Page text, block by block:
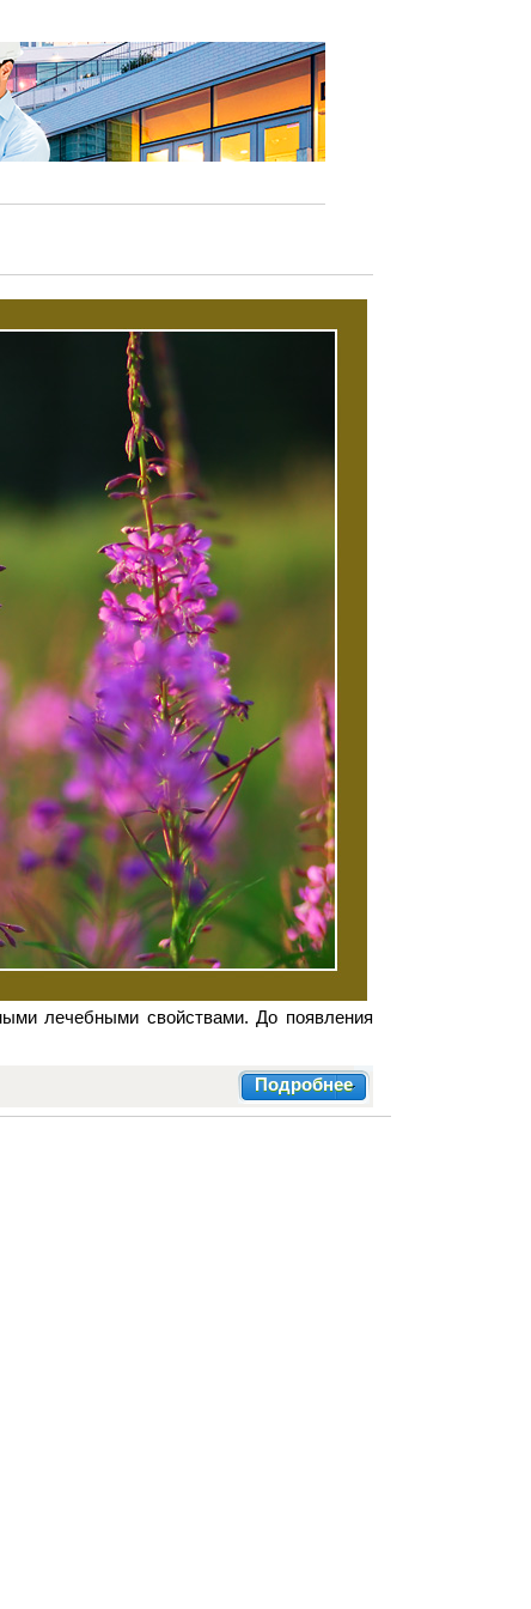
лечебными свойствами. До появления
Подробнее